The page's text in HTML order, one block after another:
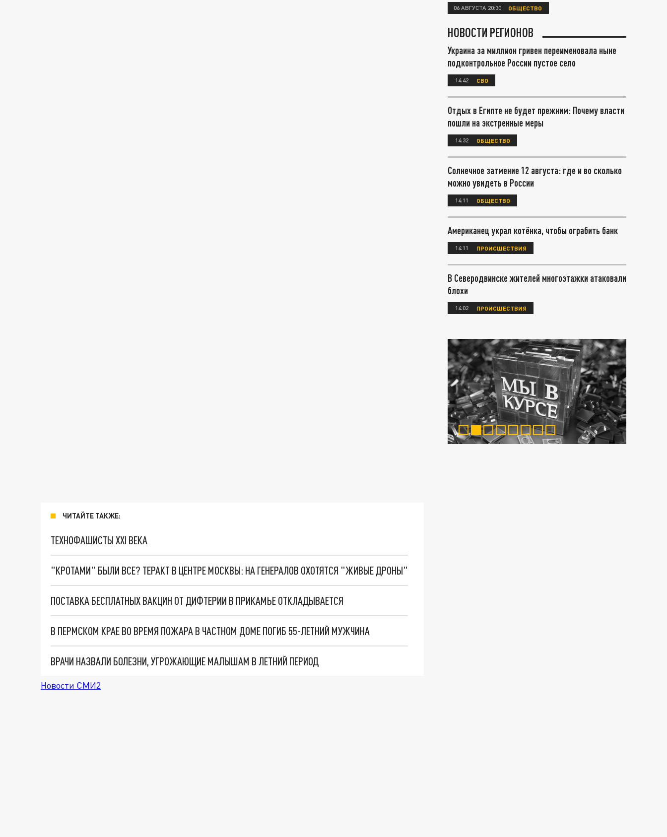
ЧИТАЙТЕ ТАКЖЕ:
ТЕХНОФАШИСТЫ XXI ВЕКА
"КРОТАМИ" БЫЛИ ВСЕ? ТЕРАКТ В ЦЕНТРЕ МОСКВЫ: НА ГЕНЕРАЛОВ ОХОТЯТСЯ "ЖИВЫЕ ДРОНЫ"
ПОСТАВКА БЕСПЛАТНЫХ ВАКЦИН ОТ ДИФТЕРИИ В ПРИКАМЬЕ ОТКЛАДЫВАЕТСЯ
В ПЕРМСКОМ КРАЕ ВО ВРЕМЯ ПОЖАРА В ЧАСТНОМ ДОМЕ ПОГИБ 55-ЛЕТНИЙ МУЖЧИНА
ВРАЧИ НАЗВАЛИ БОЛЕЗНИ, УГРОЖАЮЩИЕ МАЛЫШАМ В ЛЕТНИЙ ПЕРИОД
Новости СМИ2
06 АВГУСТА 20:30 ОБЩЕСТВО
НОВОСТИ РЕГИОНОВ
Украина за миллион гривен переименовала ныне
подконтрольное России пустое село
14:42 СВО
Отдых в Египте не будет прежним: Почему власти
пошли на экстренные меры
14:32 ОБЩЕСТВО
Солнечное затмение 12 августа: где и во сколько
можно увидеть в России
14:11 ОБЩЕСТВО
Американец украл котёнка, чтобы ограбить банк
14:11 ПРОИСШЕСТВИЯ
В Северодвинске жителей многоэтажки атаковали
блохи
14:02 ПРОИСШЕСТВИЯ